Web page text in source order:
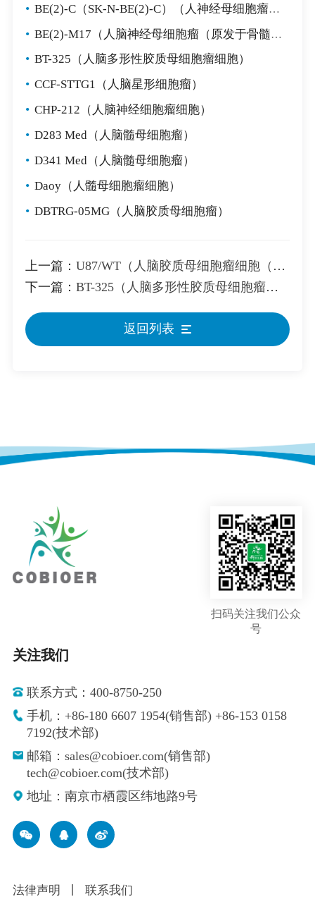
• BE(2)-C（SK-N-BE(2)-C）（人神经母细胞瘤细胞）
• BE(2)-M17（人脑神经母细胞瘤（原发于骨髓））
• BT-325（人脑多形性胶质母细胞瘤细胞）
• CCF-STTG1（人脑星形细胞瘤）
• CHP-212（人脑神经细胞瘤细胞）
• D283 Med（人脑髓母细胞瘤）
• D341 Med（人脑髓母细胞瘤）
• Daoy（人髓母细胞瘤细胞）
• DBTRG-05MG（人脑胶质母细胞瘤）
上一篇： U87/WT（人脑胶质母细胞瘤细胞（用wt EGFR转染））
下一篇： BT-325（人脑多形性胶质母细胞瘤细胞）
返回列表
扫码关注我们公众
号
关注我们
联系方式：400-8750-250
手机：+86-180 6607 1954(销售部) +86-153 0158
7192(技术部)
邮箱：sales@cobioer.com(销售部)
tech@cobioer.com(技术部)
地址：南京市栖霞区纬地路9号
法律声明 联系我们